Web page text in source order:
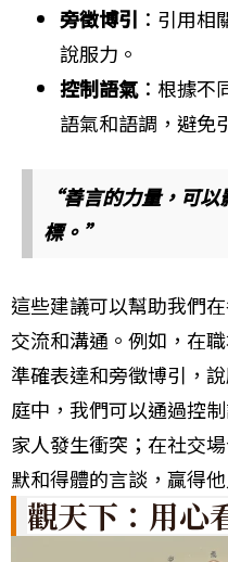
旁徵博引 ：引用
說服力。
控制語氣：根據不
語氣和語調，避免
“善言的力量，可
標。”
這些建議可以幫助我們
交流和溝通。例如，在
準確表達和旁徵博引，
庭中，我們可以通過控
家人發生衝突；在社交
默和得體的言談，贏得
觀天下：用心